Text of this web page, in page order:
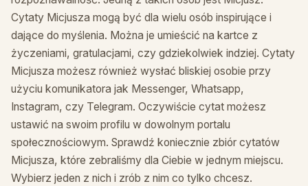
Cytaty Micjusza mogą być dla wielu osób inspirujące i
dające do myślenia. Można je umieścić na kartce z
życzeniami, gratulacjami, czy gdziekolwiek indziej. Cytaty
Micjusza możesz również wysłać bliskiej osobie przy
użyciu komunikatora jak Messenger, Whatsapp,
Instagram, czy Telegram. Oczywiście cytat możesz
ustawić na swoim profilu w dowolnym portalu
społecznościowym. Sprawdź koniecznie zbiór cytatów
Micjusza, które zebraliśmy dla Ciebie w jednym miejscu.
Wybierz jeden z nich i zrób z nim co tylko chcesz.